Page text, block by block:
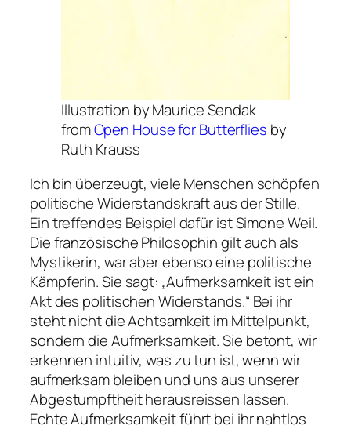
Illustration by Maurice Sendak
fromOpen House for Butterflies by
Ruth Krauss
Ich bin überzeugt, viele Menschen schöpfen
politische Widerstandskraft aus der Stille.
Ein treffendes Beispiel dafür ist Simone Weil.
Die französische Philosophin gilt auch als
Mystikerin, war aber ebenso eine politische
Kämpferin. Sie sagt: „Aufmerksamkeit ist ein
Akt des politischen Widerstands.“ Bei ihr
steht nicht die Achtsamkeit im Mittelpunkt,
sondern die Aufmerksamkeit. Sie betont, wir
erkennen intuitiv, was zu tun ist, wenn wir
aufmerksam bleiben und uns aus unserer
Abgestumpftheit herausreissen lassen.
Echte Aufmerksamkeit führt bei ihr nahtlos